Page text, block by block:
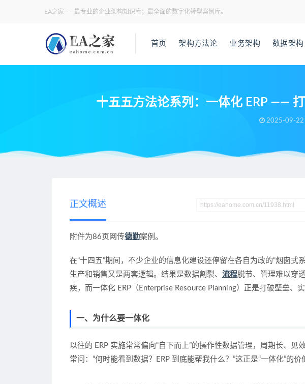
EA之家——最专业的企业架构知识库；最全面的数字化转型案例库。
首页 架构方法论 业务架构 数据架构
十五五方法论系列：一体化 ERP ——
2025-09-22
正文概述
附件为86页网传德勤案例。
在“十四五”期间，不少企业的信息化建设还停留在各自为政的“烟囱式系
生产和销售又是两套逻辑。结果是数据割裂、 流程脱节、管理难以穿
疾，而一体化 ERP（Enterprise Resource Planning）正是打破壁垒、
一、为什么要一体化
以往的 ERP 实施常常偏向“自下而上”的操作性数据管理，周期长、
常问：“何时能看到数据？ERP 到底能帮我什么？”这正是“一体化”的价